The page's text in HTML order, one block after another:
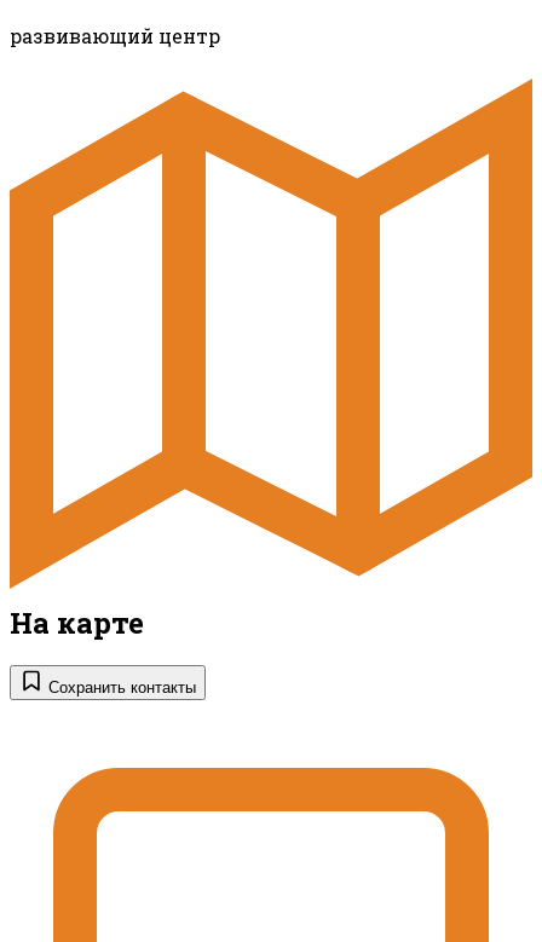
развивающий центр
На карте
Сохранить контакты